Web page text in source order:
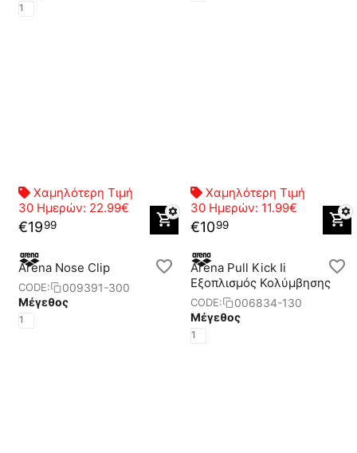
1
Χαμηλότερη Τιμή
30 Ημερών: 22.99€
€1999
Χαμηλότερη Τιμή
30 Ημερών: 11.99€
€1099
Arena Nose Clip
CODE:
009391-300
Μέγεθος
1
Arena Pull Kick Ii
Eξοπλισμός Κολύμβησης
CODE:
006834-130
Μέγεθος
1